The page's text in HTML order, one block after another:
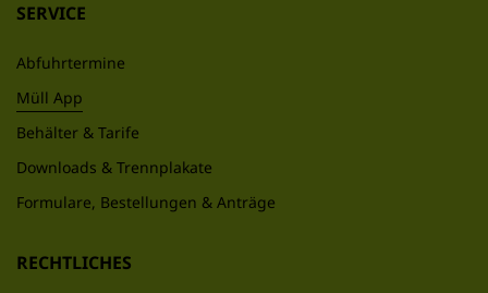
SERVICE
Abfuhrtermine
Müll App
Behälter & Tarife
Downloads & Trennplakate
Formulare, Bestellungen & Anträge
RECHTLICHES